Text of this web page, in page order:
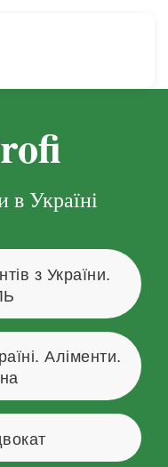
в Україні
з України.
Аліменти.